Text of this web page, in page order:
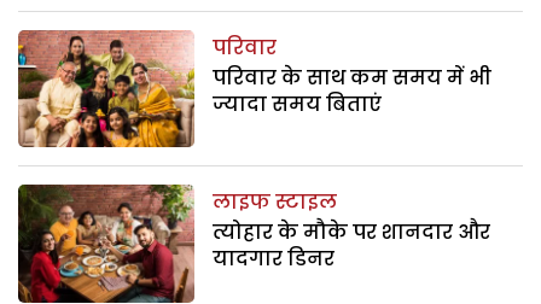
परिवार
परिवार के साथ कम समय में भी
ज्यादा समय बिताएं
लाइफ स्टाइल
त्योहार के मौके पर शानदार और
यादगार डिनर